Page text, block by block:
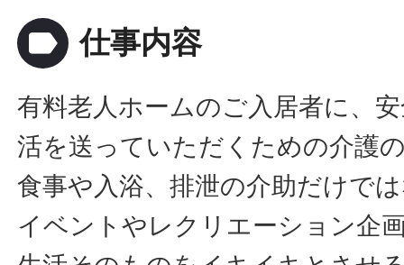
label 仕事内容
有料老人ホームのご入居者に、
活を送っていただくための介護
食事や入浴、排泄の介助だけで
イベントやレクリエーション企